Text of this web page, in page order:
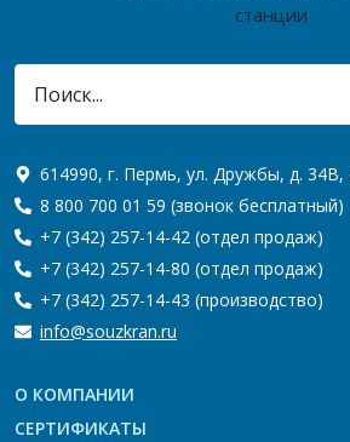
614990, г. Пермь, ул. Дружбы, д.
8 800 700 01 59 (звонок бесплатный)
+7 (342) 257-14-42 (отдел продаж)
+7 (342) 257-14-80 (отдел продаж)
+7 (342) 257-14-43 (производство)
info@souzkran.ru
О КОМПАНИИ
СЕРТИФИКАТЫ